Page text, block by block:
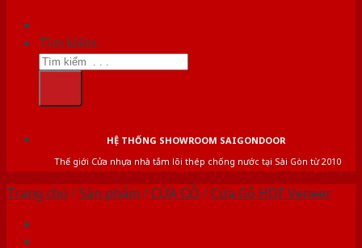
Tìm kiếm:
HỆ THỐNG SHOWROOM SAIGONDOOR
Thế giới Cửa nhựa nhà tắm lõi thép chống nước tại Sài Gòn từ 2010
Trang chủ /Sản phẩm /CỬA GỖ /Cửa Gỗ HDF Veneer